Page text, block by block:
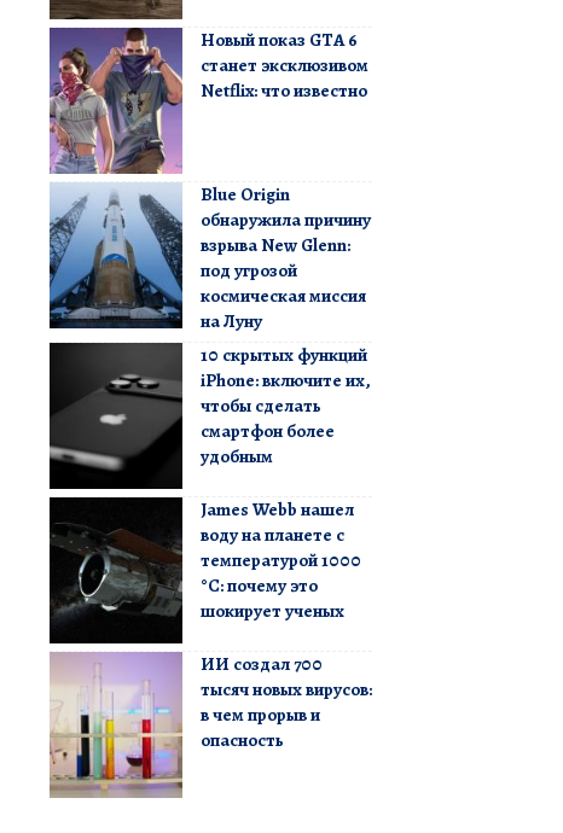
Новый показ GTA 6
станет эксклюзивом
Netflix: что известно
Blue Origin
обнаружила причину
взрыва New Glenn:
под угрозой
космическая миссия
на Луну
10 скрытых функций
iPhone: включите их,
чтобы сделать
смартфон более
удобным
James Webb нашел
воду на планете с
температурой 1000
°C: почему это
шокирует ученых
ИИ создал 700
тысяч новых вирусов:
в чем прорыв и
опасность